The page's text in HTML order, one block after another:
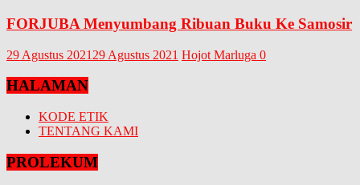
FORJUBA Menyumbang Ribuan Buku Ke Samosir
29 Agustus 2021 29 Agustus 2021 Hojot Marluga 0
HALAMAN
KODE ETIK
TENTANG KAMI
PROLEKUM